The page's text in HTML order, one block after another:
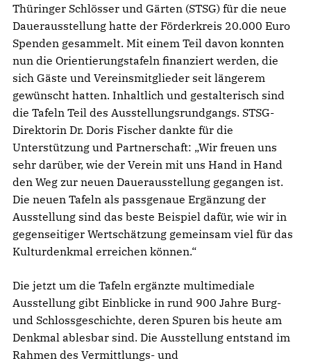
Thüringer Schlösser und Gärten (STSG) für die neue
Dauerausstellung hatte der Förderkreis 20.000 Euro
Spenden gesammelt. Mit einem Teil davon konnten
nun die Orientierungstafeln finanziert werden, die
sich Gäste und Vereinsmitglieder seit längerem
gewünscht hatten. Inhaltlich und gestalterisch sind
die Tafeln Teil des Ausstellungsrundgangs. STSG-
Direktorin Dr. Doris Fischer dankte für die
Unterstützung und Partnerschaft: „Wir freuen uns
sehr darüber, wie der Verein mit uns Hand in Hand
den Weg zur neuen Dauerausstellung gegangen ist.
Die neuen Tafeln als passgenaue Ergänzung der
Ausstellung sind das beste Beispiel dafür, wie wir in
gegenseitiger Wertschätzung gemeinsam viel für das
Kulturdenkmal erreichen können.“
Die jetzt um die Tafeln ergänzte multimediale
Ausstellung gibt Einblicke in rund 900 Jahre Burg-
und Schlossgeschichte, deren Spuren bis heute am
Denkmal ablesbar sind. Die Ausstellung entstand im
Rahmen des Vermittlungs- und